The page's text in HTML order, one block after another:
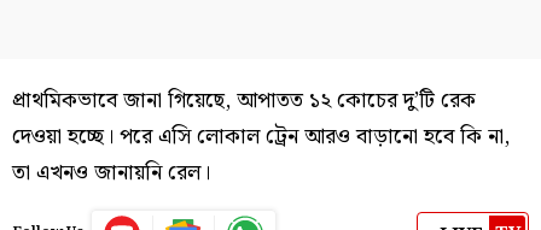
প্রাথমিকভাবে জানা গিয়েছে, আপাতত ১২ কোচের দু’টি রেক
দেওয়া হচ্ছে। পরে এসি লোকাল ট্রেন আরও বাড়ানো হবে কি না,
তা এখনও জানায়নি রেল।